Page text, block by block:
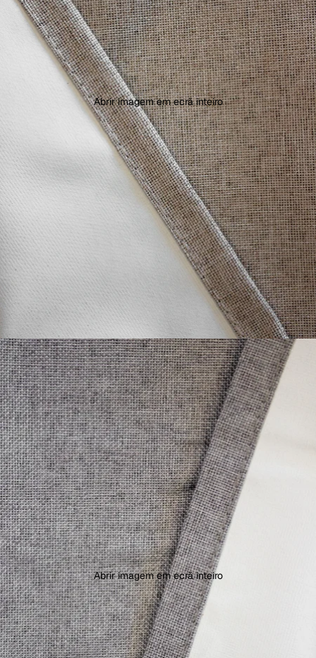
Abrir imagem em ecrã inteiro
Abrir imagem em ecrã inteiro